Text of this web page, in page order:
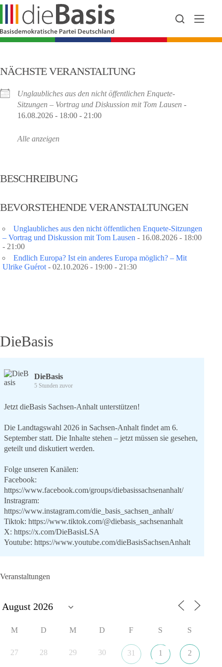
Zum
springen
NÄCHSTE VERANSTALTUNG
Unglaubliches aus den nicht öffentlichen Enquete-
Sitzungen – Vortrag und Diskussion mit Tom Lausen -
16.08.2026 - 18:00 - 21:00
Alle anzeigen
BESCHREIBUNG
BEVORSTEHENDE VERANSTALTUNGEN
Unglaubliches aus den nicht öffentlichen Enquete-Sitzungen
– Vortrag und Diskussion mit Tom Lausen - 16.08.2026 - 18:00
- 21:00
Endlich Europa? Ist ein anderes Europa möglich? – Mit
Ulrike Guérot- 02.10.2026 - 19:00 - 21:30
DieBasis
DieBasis
5 Stunden zuvor
Jetzt dieBasis Sachsen-Anhalt unterstützen!
Die Landtagswahl 2026 in Sachsen-Anhalt findet am 6.
September statt. Die Inhalte stehen – jetzt müssen sie gesehen,
geteilt und diskutiert werden.
Folge unseren Kanälen:
Facebook:
https://www.facebook.com/groups/diebasissachsenanhalt/
Instragram:
https://www.instagram.com/die_basis_sachsen_anhalt/
Tiktok: https://www.tiktok.com/@diebasis_sachsenanhalt
X: https://x.com/DieBasisLSA
Youtube: https://www.youtube.com/dieBasisSachsenAnhalt
lohnt, dieBasis zu wählen.
Veranstaltungen
M D M D F S S
27 28 29 30 31 1 2